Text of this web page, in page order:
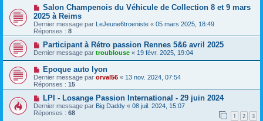
Salon Champenois du Véhicule de Collection 8 et 9 mars
2025 à Reims
Dernier message par LeJeune6troeniste « 05 mars 2025, 18:49
Réponses : 8
Participant à Rétro passion Rennes 5&6 avril 2025
Dernier message par troublouse « 19 févr. 2025, 19:04
Epoque auto lyon
Dernier message par orval56 « 13 nov. 2024, 07:54
Réponses : 15
LPI - Losange Passion International - 29 juin 2024
Dernier message par Big Daddy « 08 juil. 2024, 15:07
Réponses : 68 1 2 3